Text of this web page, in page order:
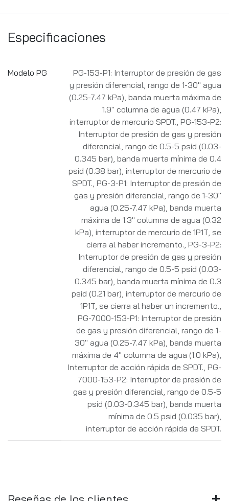
Especificaciones
Modelo PG
PG-153-P1: Interruptor de presión de gas
y presión diferencial, rango de 1-30" agua
(0.25-7.47 kPa), banda muerta máxima de
1.9" columna de agua (0.47 kPa),
interruptor de mercurio SPDT. PG-153-P2:
Interruptor de presión de gas y presión
diferencial, rango de 0.5-5 psid (0.03-
0.345 bar), banda muerta mínima de 0.4
psid (0.38 bar), interruptor de mercurio de
SPDT. PG-3-P1: Interruptor de presión de
gas y presión diferencial, rango de 1-30"
agua (0.25-7.47 kPa), banda muerta
máxima de 1.3" columna de agua (0.32
kPa), interruptor de mercurio de 1P1T, se
cierra al haber incremento. PG-3-P2:
Interruptor de presión de gas y presión
diferencial, rango de 0.5-5 psid (0.03-
0.345 bar), banda muerta mínima de 0.3
psid (0.21 bar), interruptor de mercurio de
1P1T, se cierra al haber un incremento.
PG-7000-153-P1: Interruptor de presión
de gas y presión diferencial, rango de 1-
30" agua (0.25-7.47 kPa), banda muerta
máxima de 4" columna de agua (1.0 kPa),
Interruptor de acción rápida de SPDT. PG-
7000-153-P2: Interruptor de presión de
gas y presión diferencial, rango de 0.5-5
psid (0.03-0.345 bar), banda muerta
mínima de 0.5 psid (0.035 bar),
interruptor de acción rápida de SPDT.